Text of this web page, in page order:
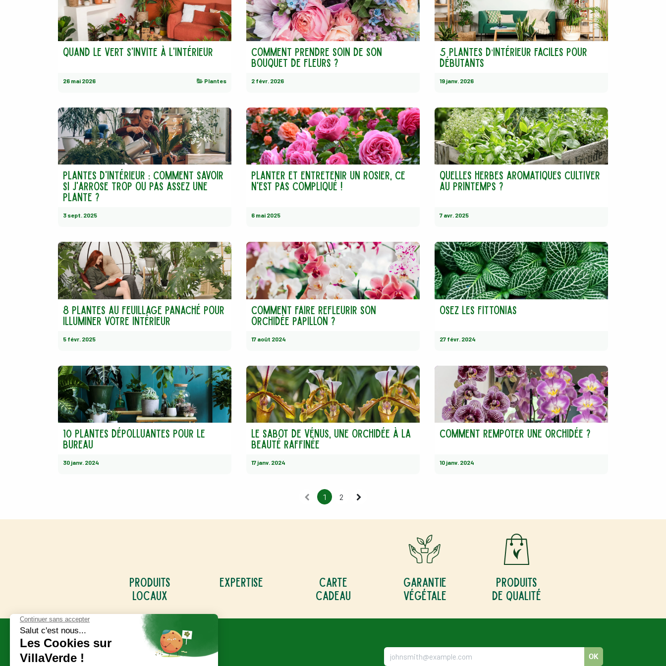
Quand le vert s'invite à l'intérieur
26 mai 2026 Plantes
Comment prendre soin de son
bouquet de fleurs ?
2 févr. 2026
5 plantes d’intérieur faciles pour
débutants
19 janv. 2026
Plantes d'intérieur : comment savoir
si j'arrose trop ou pas assez une
plante ?
3 sept. 2025
Planter et entretenir un rosier, ce
n'est pas compliqué !
6 mai 2025
Quelles herbes aromatiques cultiver
au printemps ?
7 avr. 2025
8 plantes au feuillage panaché pour
illuminer votre intérieur
5 févr. 2025
Comment faire refleurir son
orchidée papillon ?
17 août 2024
Osez les fittonias
27 févr. 2024
10 plantes dépolluantes pour le
bureau
30 janv. 2024
Le sabot de Vénus, une orchidée à la
beauté raffinée
17 janv. 2024
Comment rempoter une orchidée ?
10 janv. 2024
1 2
Produits
de qualité
Garantie
végétale
Carte
cadeau
Expertise
Produits
locaux
OK
Abonnez-vous